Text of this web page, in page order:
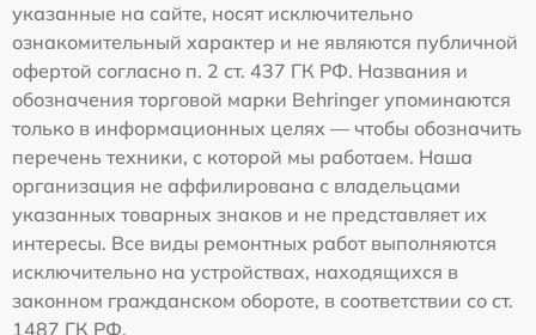
указанные на сайте, носят исключительно
ознакомительный характер и не являются публичной
офертой согласно п. 2 ст. 437 ГК РФ. Названия и
обозначения торговой марки Behringer упоминаются
только в информационных целях — чтобы обозначить
перечень техники, с которой мы работаем. Наша
организация не аффилирована с владельцами
указанных товарных знаков и не представляет их
интересы. Все виды ремонтных работ выполняются
исключительно на устройствах, находящихся в
законном гражданском обороте, в соответствии со ст.
1487 ГК РФ.